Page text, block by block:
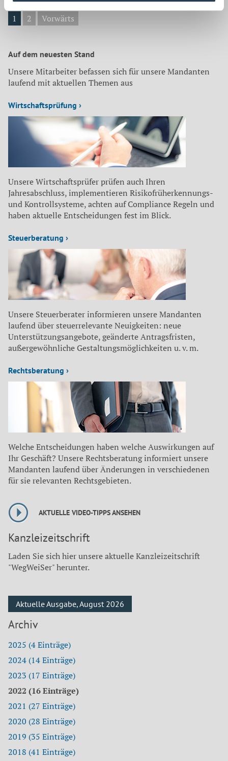
1
2 Vorwärts
Auf dem neuesten Stand
Unsere Mitarbeiter befassen sich für unsere Mandanten
laufend mit aktuellen Themen aus
Wirtschaftsprüfung ›
Unsere Wirtschaftsprüfer prüfen auch Ihren
Jahresabschluss, implementieren Risikofrüherkennungs-
und Kontrollsysteme, achten auf Compliance Regeln und
haben aktuelle Entscheidungen fest im Blick.
Steuerberatung ›
Unsere Steuerberater informieren unsere Mandanten
laufend über steuerrelevante Neuigkeiten: neue
Unterstützungsangebote, geänderte Antragsfristen,
außergewöhnliche Gestaltungsmöglichkeiten u. v. m.
Rechtsberatung ›
Welche Entscheidungen haben welche Auswirkungen auf
Ihr Geschäft? Unsere Rechtsberatung informiert unsere
Mandanten laufend über Änderungen in verschiedenen
für sie relevanten Rechtsgebieten.
AKTUELLE VIDEO-TIPPS ANSEHEN
Kanzleizeitschrift
Laden Sie sich hier unsere aktuelle Kanzleizeitschrift
"WegWeiSer" herunter.
Aktuelle Ausgabe, August 2026
Archiv
2025 (4 Einträge)
2024 (14 Einträge)
2023 (17 Einträge)
2022 (16 Einträge)
2021 (27 Einträge)
2020 (28 Einträge)
2019 (35 Einträge)
2018 (41 Einträge)